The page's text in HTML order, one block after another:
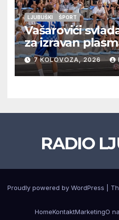
LJUBUŠKI ŠPORT
Vašarovići
za izravan
četvrtfinale,
prolazak dalje,
večeras
7 KOLOVOZA, 2026
RADIO
Proudly powered by WordPress
HomeKontaktMarketingO